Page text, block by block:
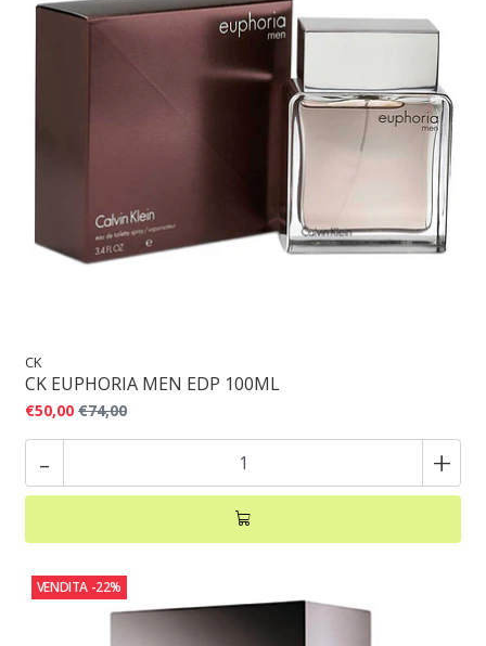
CK
CK EUPHORIA MEN EDP 100ML
€50,00 €74,00
- +
VENDITA -22%